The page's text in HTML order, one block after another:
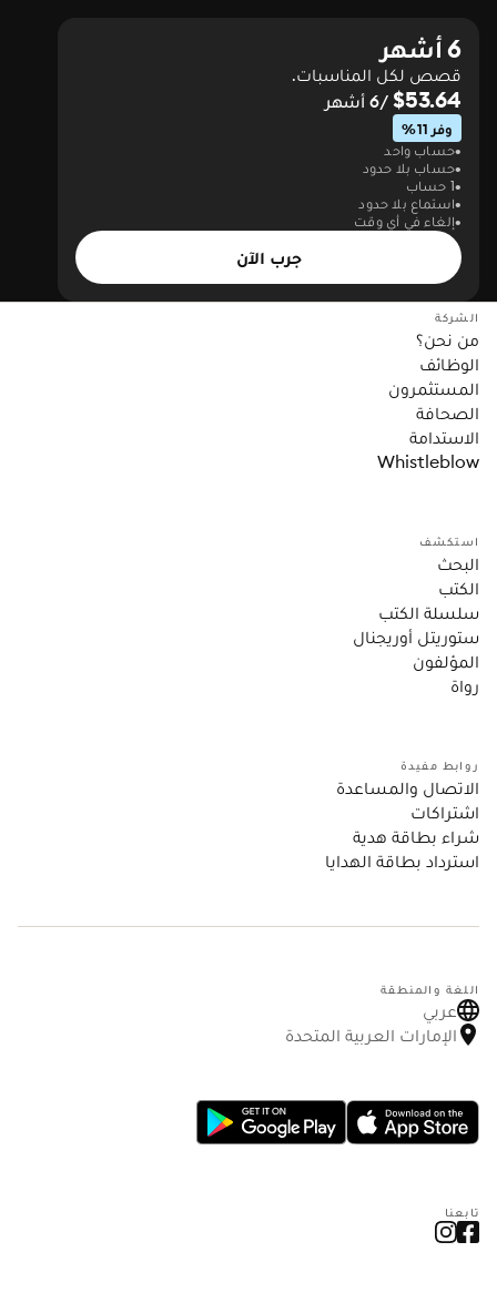
6 أشهر
قصص لكل المناسبات.
$53.64 /6 أشهر
وفر 11%
حساب واحد
حساب بلا حدود
1 حساب
استماع بلا حدود
إلغاء في أي وقت
جرب الآن
الشركة
من نحن؟
الوظائف
المستثمرون
الصحافة
الاستدامة
Whistleblow
استكشف
البحث
الكتب
سلسلة الكتب
ستوريتل أوريجنال
المؤلفون
رواة
روابط مفيدة
الاتصال والمساعدة
اشتراكات
شراء بطاقة هدية
استرداد بطاقة الهدايا
اللغة والمنطقة
عربي
الإمارات العربية المتحدة
تابعنا